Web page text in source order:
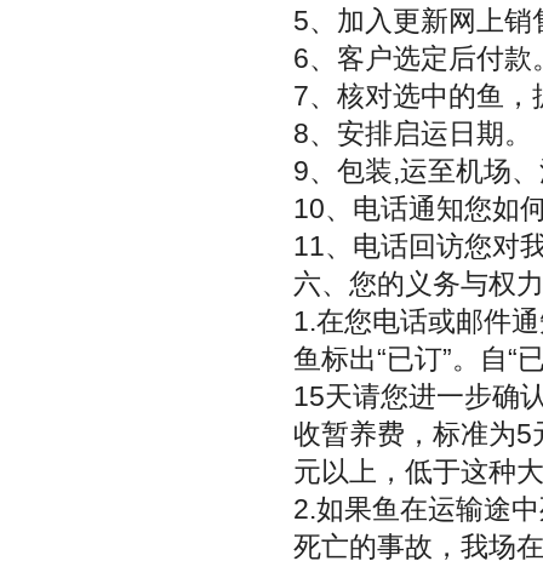
5、加入更新网上销
6、客户选定后付款
7、核对选中的鱼
8、安排启运日期。
9、包装,运至机场
10、电话通知您如
11、电话回访您对
六、您的义务与权
1.在您电话或邮件
鱼标出“已订”。自“
15天请您进一步确
收暂养费，标准为
元以上，低于这种
2.如果鱼在运输途
死亡的事故，我场